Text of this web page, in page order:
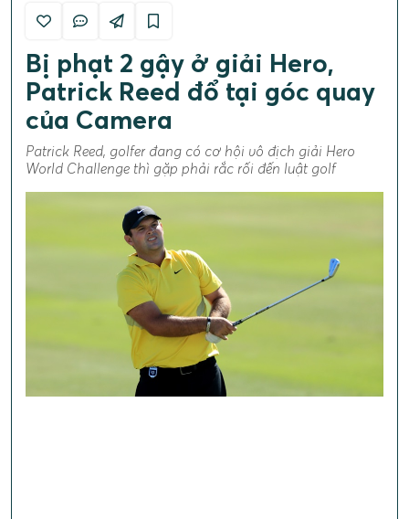
Bị phạt 2 gậy ở giải Hero,
Patrick Reed đổ tại góc quay
của Camera
Patrick Reed, golfer đang có cơ hội vô địch giải Hero
World Challenge thì gặp phải rắc rối đến luật golf